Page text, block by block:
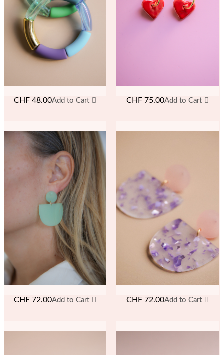
CHF 48.00Add to Cart CHF 75.00Add to Cart
CHF 72.00Add to Cart CHF 72.00Add to Cart